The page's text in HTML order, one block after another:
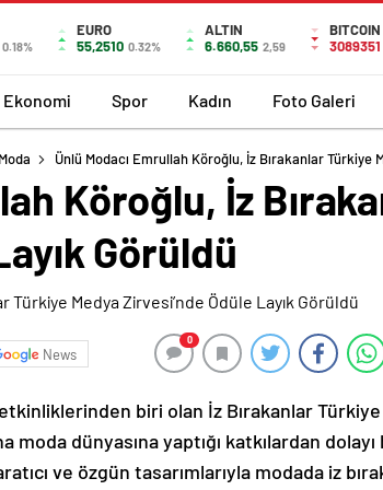
0.18%
EURO
55,2510 0.32%
ALTIN
6.660,55 2,59
BITCOIN
3089351
Ekonomi Spor Kadın Foto Galeri
Ünlü Modacı Emrullah Köroğlu, İz Bırakanlar Türkiye
Köroğlu, İz
Görüldü
News
0
biri olan İz Bırakanlar
moda dünyasına yaptığı katkılardan
ve özgün tasarımlarıyla modada iz